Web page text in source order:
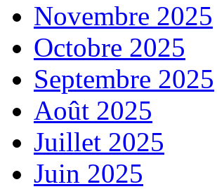
Novembre 2025
Octobre 2025
Septembre 2025
Août 2025
Juillet 2025
Juin 2025